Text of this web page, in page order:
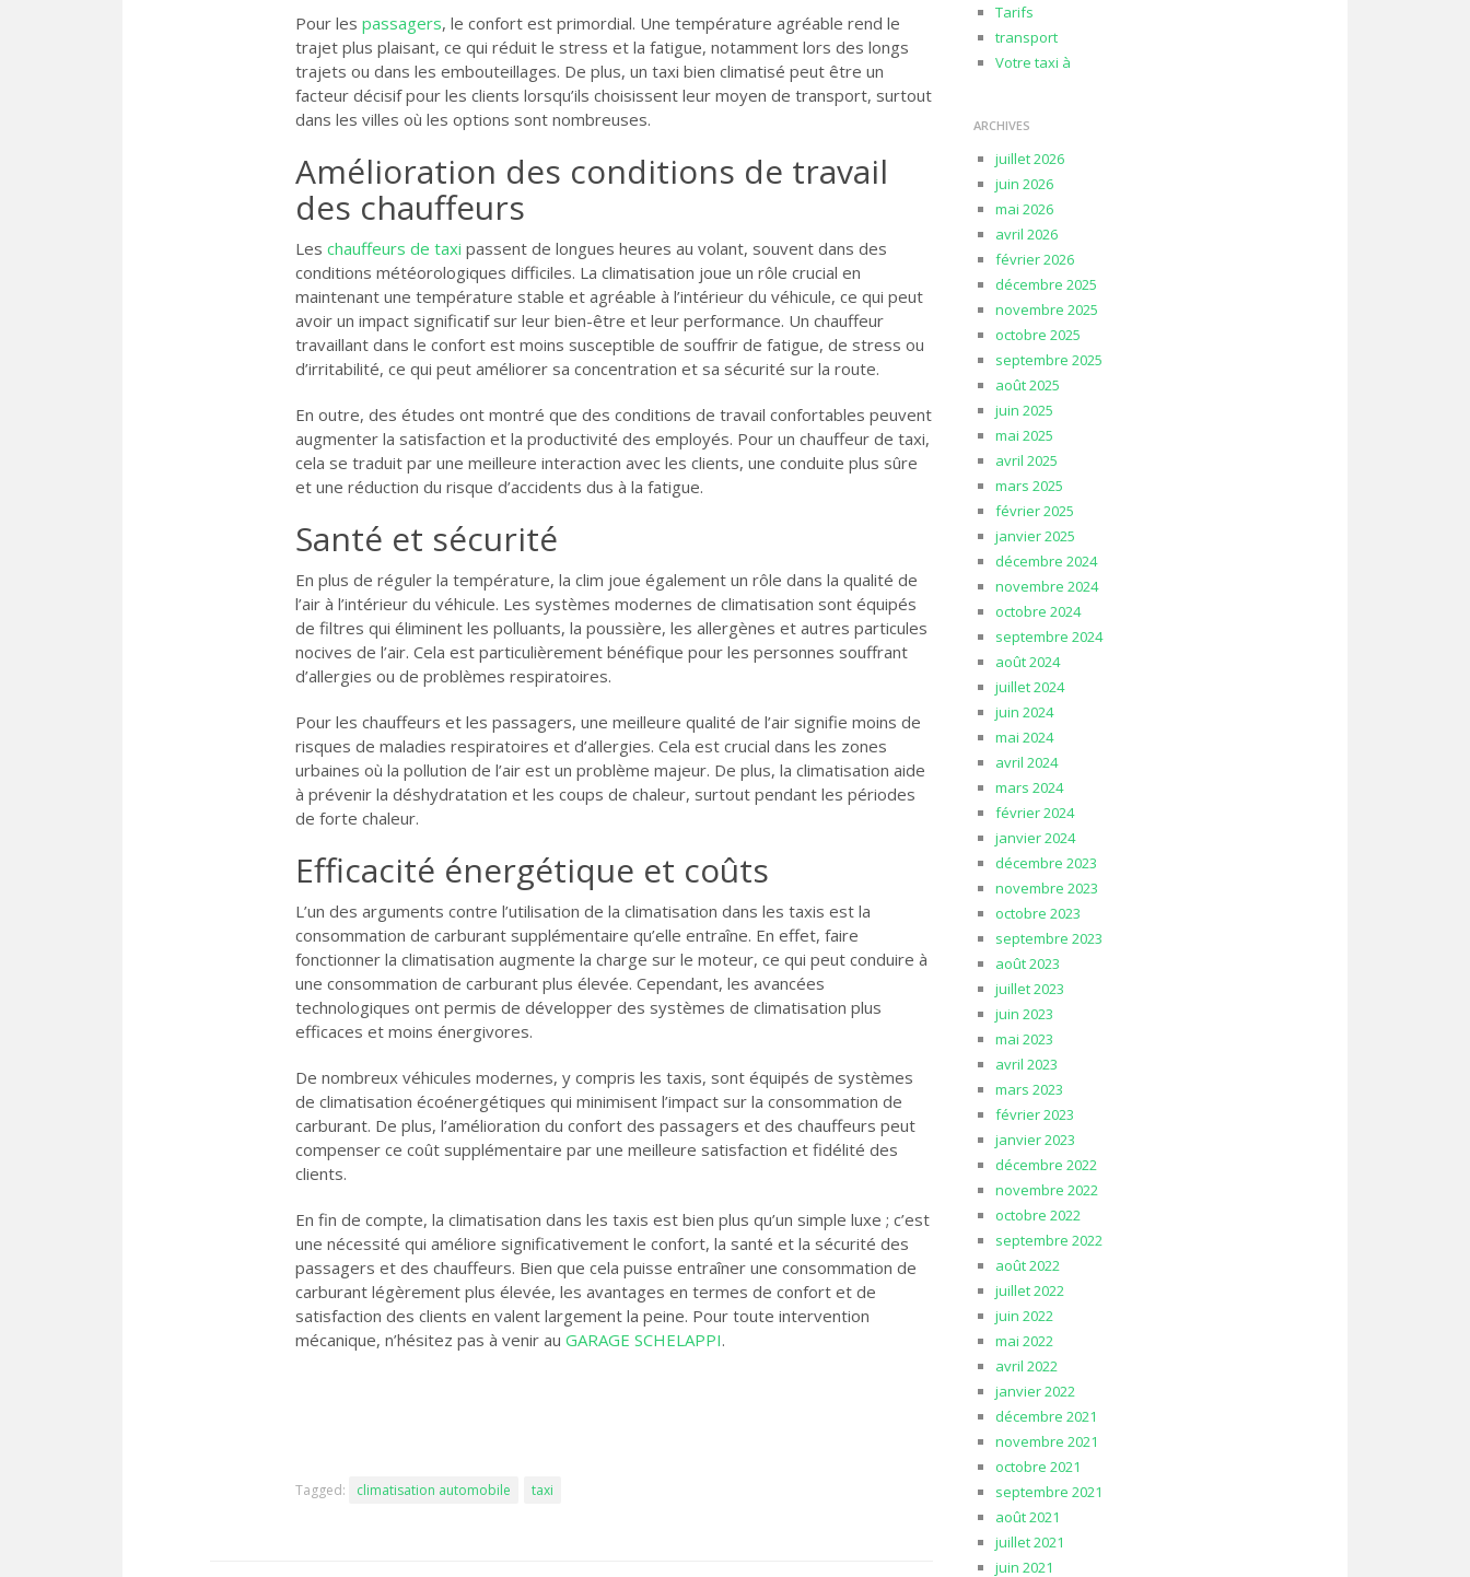
Pour les passagers, le confort est primordial. Une température agréable rend le
trajet plus plaisant, ce qui réduit le stress et la fatigue, notamment lors des longs
trajets ou dans les embouteillages. De plus, un taxi bien climatisé peut être un
facteur décisif pour les clients lorsqu’ils choisissent leur moyen de transport, surtout
dans les villes où les options sont nombreuses.
Amélioration des conditions de travail
des chauffeurs
Les chauffeurs de taxi passent de longues heures au volant, souvent dans des
conditions météorologiques difficiles. La climatisation joue un rôle crucial en
maintenant une température stable et agréable à l’intérieur du véhicule, ce qui peut
avoir un impact significatif sur leur bien-être et leur performance. Un chauffeur
travaillant dans le confort est moins susceptible de souffrir de fatigue, de stress ou
d’irritabilité, ce qui peut améliorer sa concentration et sa sécurité sur la route.
En outre, des études ont montré que des conditions de travail confortables peuvent
augmenter la satisfaction et la productivité des employés. Pour un chauffeur de taxi,
cela se traduit par une meilleure interaction avec les clients, une conduite plus sûre
et une réduction du risque d’accidents dus à la fatigue.
Santé et sécurité
En plus de réguler la température, la clim joue également un rôle dans la qualité de
l’air à l’intérieur du véhicule. Les systèmes modernes de climatisation sont équipés
de filtres qui éliminent les polluants, la poussière, les allergènes et autres particules
nocives de l’air. Cela est particulièrement bénéfique pour les personnes souffrant
d’allergies ou de problèmes respiratoires.
Pour les chauffeurs et les passagers, une meilleure qualité de l’air signifie moins de
risques de maladies respiratoires et d’allergies. Cela est crucial dans les zones
urbaines où la pollution de l’air est un problème majeur. De plus, la climatisation aide
à prévenir la déshydratation et les coups de chaleur, surtout pendant les périodes
de forte chaleur.
Efficacité énergétique et coûts
L’un des arguments contre l’utilisation de la climatisation dans les taxis est la
consommation de carburant supplémentaire qu’elle entraîne. En effet, faire
fonctionner la climatisation augmente la charge sur le moteur, ce qui peut conduire à
une consommation de carburant plus élevée. Cependant, les avancées
technologiques ont permis de développer des systèmes de climatisation plus
efficaces et moins énergivores.
De nombreux véhicules modernes, y compris les taxis, sont équipés de systèmes
de climatisation écoénergétiques qui minimisent l’impact sur la consommation de
carburant. De plus, l’amélioration du confort des passagers et des chauffeurs peut
compenser ce coût supplémentaire par une meilleure satisfaction et fidélité des
clients.
En fin de compte, la climatisation dans les taxis est bien plus qu’un simple luxe ; c’est
une nécessité qui améliore significativement le confort, la santé et la sécurité des
passagers et des chauffeurs. Bien que cela puisse entraîner une consommation de
carburant légèrement plus élevée, les avantages en termes de confort et de
satisfaction des clients en valent largement la peine. Pour toute intervention
mécanique, n’hésitez pas à venir au GARAGE SCHELAPPI.
Tagged: climatisation automobile taxi
Tarifs
transport
Votre taxi à
ARCHIVES
juillet 2026
juin 2026
mai 2026
avril 2026
février 2026
décembre 2025
novembre 2025
octobre 2025
septembre 2025
août 2025
juin 2025
mai 2025
avril 2025
mars 2025
février 2025
janvier 2025
décembre 2024
novembre 2024
octobre 2024
septembre 2024
août 2024
juillet 2024
juin 2024
mai 2024
avril 2024
mars 2024
février 2024
janvier 2024
décembre 2023
novembre 2023
octobre 2023
septembre 2023
août 2023
juillet 2023
juin 2023
mai 2023
avril 2023
mars 2023
février 2023
janvier 2023
décembre 2022
novembre 2022
octobre 2022
septembre 2022
août 2022
juillet 2022
juin 2022
mai 2022
avril 2022
janvier 2022
décembre 2021
novembre 2021
octobre 2021
septembre 2021
août 2021
juillet 2021
juin 2021